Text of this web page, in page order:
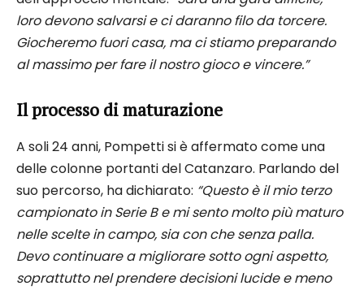
loro devono salvarsi e ci daranno filo da torcere.
Giocheremo fuori casa, ma ci stiamo preparando
al massimo per fare il nostro gioco e vincere.”
Il processo di maturazione
A soli 24 anni, Pompetti si è affermato come una
delle colonne portanti del Catanzaro. Parlando del
suo percorso, ha dichiarato: “Questo è il mio terzo
campionato in Serie B e mi sento molto più maturo
nelle scelte in campo, sia con che senza palla.
Devo continuare a migliorare sotto ogni aspetto,
soprattutto nel prendere decisioni lucide e meno